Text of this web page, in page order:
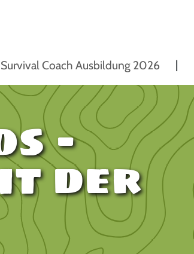
Survival Coach Ausbildung 2026
–
der